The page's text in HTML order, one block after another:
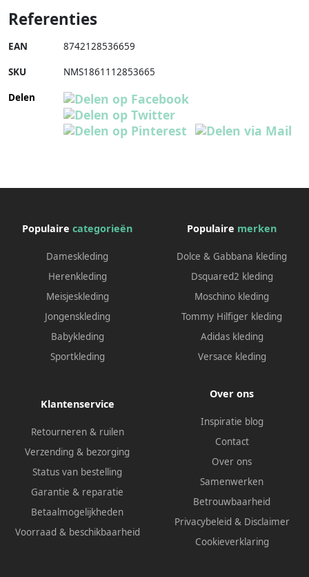
Referenties
EAN 8742128536659
SKU NMS1861112853665
Delen
Populaire categorieën
Dameskleding
Herenkleding
Meisjeskleding
Jongenskleding
Babykleding
Sportkleding
Populaire merken
Dolce & Gabbana kleding
Dsquared2 kleding
Moschino kleding
Tommy Hilfiger kleding
Adidas kleding
Versace kleding
Klantenservice
Retourneren & ruilen
Verzending & bezorging
Status van bestelling
Garantie & reparatie
Betaalmogelijkheden
Voorraad & beschikbaarheid
Over ons
Inspiratie blog
Contact
Over ons
Samenwerken
Betrouwbaarheid
Privacybeleid & Disclaimer
Cookieverklaring